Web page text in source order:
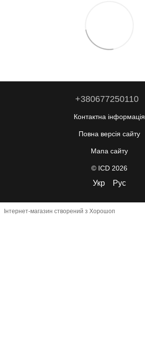
+380677250110
Контактна інформація
Повна версія сайту
Мапа сайту
© ICD 2026
Укр Рус
Інтернет-магазин створений з Хорошоп